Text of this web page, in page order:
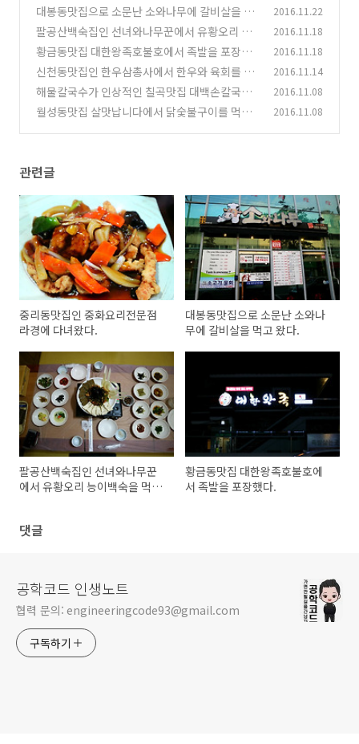
(0)
대봉동맛집으로 소문난 소와나무에 갈비살을 먹
고 왔다.
(0)
2016.11.22
팔공산백숙집인 선녀와나무꾼에서 유황오리 능
이백숙을 먹었다. (2)
2016.11.18
황금동맛집 대한왕족호불호에서 족발을 포장했
다.
(0)
2016.11.18
신천동맛집인 한우삼총사에서 한우와 육회를 먹
어보았습니다.
(2)
2016.11.14
해물칼국수가 인상적인 칠곡맛집 대백손칼국수
칠곡점
(0)
2016.11.08
월성동맛집 살맛납니다에서 닭숯불구이를 먹었
2016.11.08
관련글
중리동맛집인 중화요리전문점
라경에 다녀왔다.
대봉동맛집으로 소문난 소와나
무에 갈비살을 먹고 왔다.
팔공산백숙집인 선녀와나무꾼
에서 유황오리 능이백숙을 먹었
황금동맛집 대한왕족호불호에
서 족발을 포장했다.
댓글
공학코드 인생노트
협력 문의: engineeringcode93@gmail.com
구독하기